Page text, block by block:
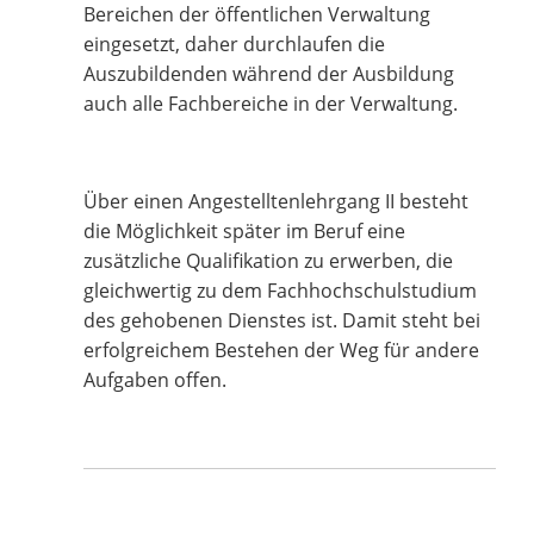
Bereichen der öffentlichen Verwaltung
eingesetzt, daher durchlaufen die
Auszubildenden während der Ausbildung
auch alle Fachbereiche in der Verwaltung.
Über einen Angestelltenlehrgang II besteht
die Möglichkeit später im Beruf eine
zusätzliche Qualifikation zu erwerben, die
gleichwertig zu dem Fachhochschulstudium
des gehobenen Dienstes ist. Damit steht bei
erfolgreichem Bestehen der Weg für andere
Aufgaben offen.